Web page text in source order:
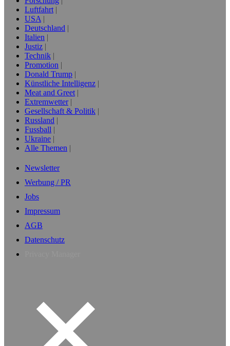
Luftfahrt
USA
Deutschland
Italien
Justiz
Technik
Promotion
Donald Trump
Künstliche Intelligenz
Meat and Greet
Extremwetter
Gesellschaft & Politik
Russland
Fussball
Ukraine
Alle Themen
Newsletter
Werbung / PR
Jobs
Impressum
AGB
Datenschutz